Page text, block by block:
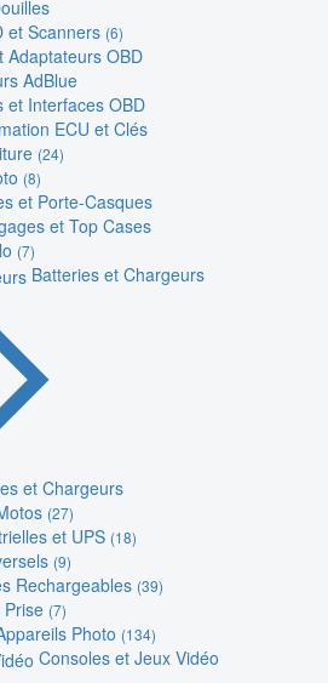
et Scanners (6)
Adaptateurs OBD
AdBlue
et Interfaces OBD
ECU et Clés
(24)
(8)
et Porte-Casques
et Top Cases
(7)
Batteries et Chargeurs
et Chargeurs
(27)
et UPS (18)
(9)
Rechargeables (39)
(7)
Photo (134)
Consoles et Jeux Vidéo